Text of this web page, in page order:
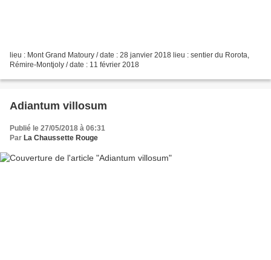
lieu : Mont Grand Matoury / date : 28 janvier 2018 lieu : sentier du Rorota,
Rémire-Montjoly / date : 11 février 2018
Adiantum villosum
Publié le 27/05/2018 à 06:31
Par La Chaussette Rouge